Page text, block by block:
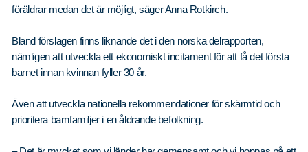
föräldrar medan det är möjligt, säger Anna Rotkirch.
Bland förslagen finns liknande det i den norska delrapporten,
nämligen att utveckla ett ekonomiskt incitament för att få det första
barnet innan kvinnan fyller 30 år.
Även att utveckla nationella rekommendationer för skärmtid och
prioritera barnfamiljer i en åldrande befolkning.